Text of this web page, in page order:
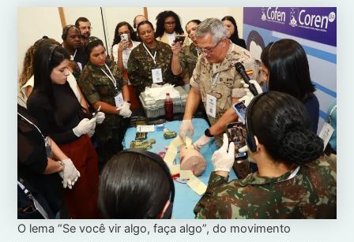
O lema “Se você vir algo, faça algo”, do movimento